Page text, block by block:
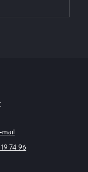
mail
74 96